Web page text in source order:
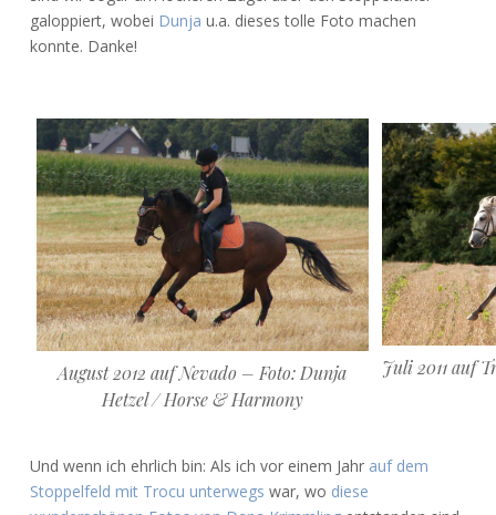
galoppiert, wobei Dunja u.a. dieses tolle Foto machen
konnte. Danke!
August 2012 auf Nevado – Foto: Dunja
Hetzel / Horse & Harmony
Juli 2011 auf
Und wenn ich ehrlich bin: Als ich vor einem Jahrauf dem
Stoppelfeld mit Trocu unterwegs war, wo diese